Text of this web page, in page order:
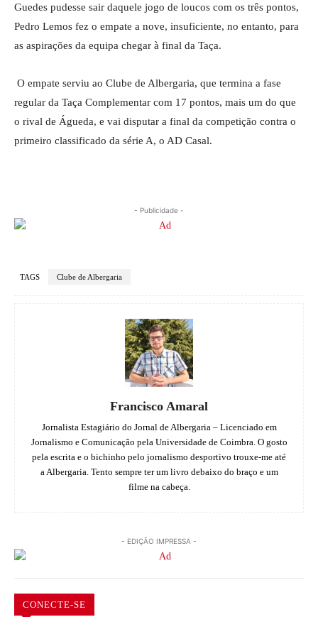
Guedes pudesse sair daquele jogo de loucos com os três pontos,
Pedro Lemos fez o empate a nove, insuficiente, no entanto, para
as aspirações da equipa chegar à final da Taça.
O empate serviu ao Clube de Albergaria, que termina a fase
regular da Taça Complementar com 17 pontos, mais um do que
o rival de Águeda, e vai disputar a final da competição contra o
primeiro classificado da série A, o AD Casal.
- Publicidade -
TAGS Clube de Albergaria
Francisco Amaral
Jornalista Estagiário do Jornal de Albergaria – Licenciado em
Jornalismo e Comunicação pela Universidade de Coimbra. O gosto
pela escrita e o bichinho pelo jornalismo desportivo trouxe-me até
a Albergaria. Tento sempre ter um livro debaixo do braço e um
filme na cabeça.
- EDIÇÃO IMPRESSA -
CONECTE-SE